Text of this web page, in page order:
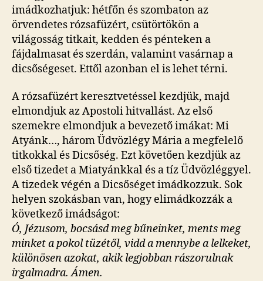
imádkozhatjuk: hétfőn és szombaton az
örvendetes rózsafüzért, csütörtökön a
világosság titkait, kedden és pénteken a
fájdalmasat és szerdán, valamint vasárnap a
dicsőségeset. Ettől azonban el is lehet térni.
A rózsafüzért keresztvetéssel kezdjük, majd
elmondjuk az Apostoli hitvallást. Az első
szemekre elmondjuk a bevezető imákat: Mi
Atyánk…, három Üdvözlégy Mária a megfelelő
titkokkal és Dicsőség. Ezt követően kezdjük az
első tizedet a Miatyánkkal és a tíz Üdvözléggyel.
A tizedek végén a Dicsőséget imádkozzuk. Sok
helyen szokásban van, hogy elimádkozzák a
következő imádságot:
Ó, Jézusom, bocsásd meg bűneinket, ments meg
minket a pokol tüzétől, vidd a mennybe a lelkeket,
különösen azokat, akik legjobban rászorulnak
irgalmadra. Ámen.